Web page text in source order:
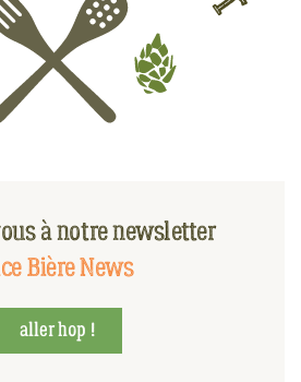
à notre newsletter
Bière News
aller hop !